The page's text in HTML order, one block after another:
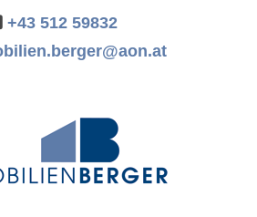
+43 512 59832